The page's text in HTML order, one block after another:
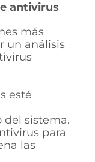
antivirus
más
un análisis
esté
del sistema.
para
las